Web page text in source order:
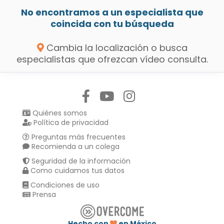
No encontramos a un especialista que
coincida con tu búsqueda
Cambia la localización o busca
especialistas que ofrezcan vídeo consulta.
Quiénes somos
Política de privacidad
Preguntas más frecuentes
Recomienda a un colega
Seguridad de la información
Como cuidamos tus datos
Condiciones de uso
Prensa